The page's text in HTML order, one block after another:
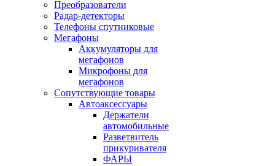
Преобразователи
Радар-детекторы
Телефоны спутниковые
Мегафоны
Аккумуляторы для
мегафонов
Микрофоны для
мегафонов
Сопутствующие товары
Автоаксессуары
Держатели
автомобильные
Разветвитель
прикуривателя
ФАРЫ